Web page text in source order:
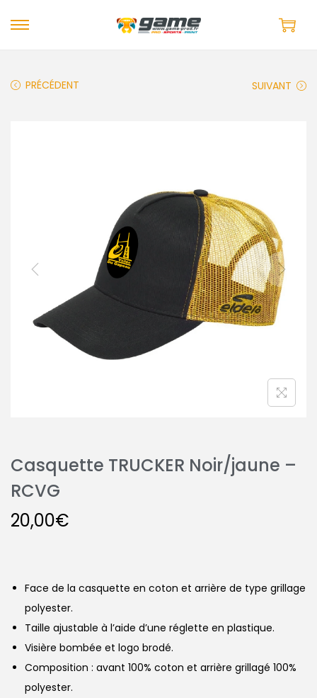
PRÉCÉDENT SUIVANT
Casquette TRUCKER Noir/jaune –
RCVG
20,00€
Face de la casquette en coton et arrière de type grillage
polyester.
Taille ajustable à l’aide d’une réglette en plastique.
Visière bombée et logo brodé.
Composition : avant 100% coton et arrière grillagé 100%
polyester.